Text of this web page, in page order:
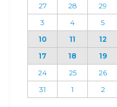
27
28 29
3
4 5
10
11 12
17
18 19
24
25 26
31
1 2